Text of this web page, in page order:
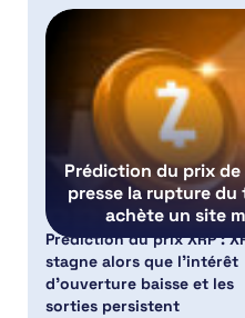
Prédiction du prix de
presse la rupture du
achète un site
Prédiction du prix XRP :
stagne alors que l’intérêt
d’ouverture baisse et les
sorties persistent